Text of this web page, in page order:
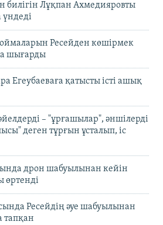
билігін Лұқпан Ахмедияровты
үндеді
Ресейден көшірмек
шығарды
Егеубаеваға қатысты істі ашық
– "ұрғашылар", әншілерді
деген тұрғын ұсталып, іс
дрон шабуылынан кейін
өртенді
Ресейдің әуе шабуылынан
тапқан